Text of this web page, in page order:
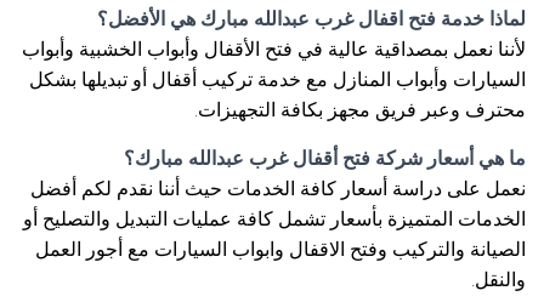
لماذا خدمة فتح اقفال غرب عبدالله مبارك هي الأفضل؟
لأننا نعمل بمصداقية عالية في فتح الأقفال وأبواب الخشبية وأبواب
السيارات وأبواب المنازل مع خدمة تركيب أقفال أو تبديلها بشكل
محترف وعبر فريق مجهز بكافة التجهيزات.
ما هي أسعار شركة فتح أقفال غرب عبدالله مبارك؟
نعمل على دراسة أسعار كافة الخدمات حيث أننا نقدم لكم أفضل
الخدمات المتميزة بأسعار تشمل كافة عمليات التبديل والتصليح أو
الصيانة والتركيب وفتح الاقفال وابواب السيارات مع أجور العمل
والنقل.